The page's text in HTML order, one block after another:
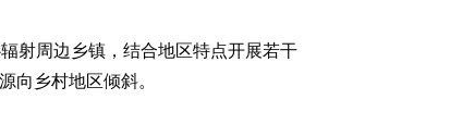
射周边乡镇，结合地区特点开展若干
向乡村地区倾斜。